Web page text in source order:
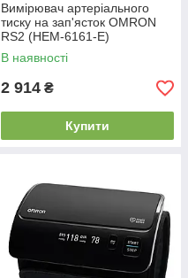
Вимірювач артеріального
тиску на зап'ясток OMRON
RS2 (НЕМ-6161-E)
В наявності
2 914 ₴
Купити